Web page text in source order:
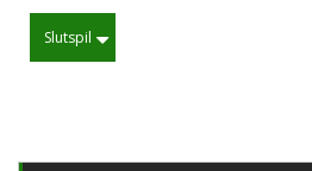
Slutspil